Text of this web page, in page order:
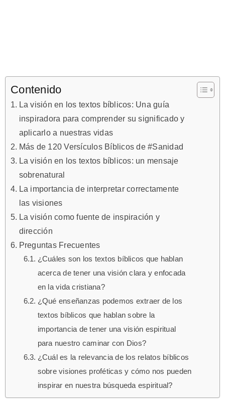
Contenido
La visión en los textos bíblicos: Una guía
inspiradora para comprender su significado y
aplicarlo a nuestras vidas
Más de 120 Versículos Bíblicos de #Sanidad
La visión en los textos bíblicos: un mensaje
sobrenatural
La importancia de interpretar correctamente
las visiones
La visión como fuente de inspiración y
dirección
Preguntas Frecuentes
¿Cuáles son los textos bíblicos que hablan
acerca de tener una visión clara y enfocada
en la vida cristiana?
¿Qué enseñanzas podemos extraer de los
textos bíblicos que hablan sobre la
importancia de tener una visión espiritual
para nuestro caminar con Dios?
¿Cuál es la relevancia de los relatos bíblicos
sobre visiones proféticas y cómo nos pueden
inspirar en nuestra búsqueda espiritual?